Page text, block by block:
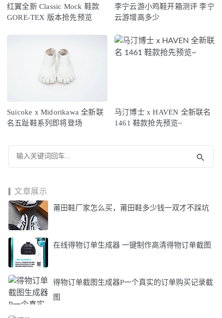
红翼全新 Classic Mock 鞋款
GORE-TEX 版本抢先预览
李宁云游小鸡鞋开箱测评 李宁
云游增高多少
Suicoke x Midorikawa 全新联
名五趾鞋系列即将登场
马汀博士 x HAVEN 全新联名
1461 鞋款抢先预览~
文章展示
莆田鞋厂家怎么买，莆田鞋多少钱一双才不踩坑
在线得物订单生成器 一键制作高清得物订单截图
得物订单截图生成器P一个真实的订单购买记录截
图